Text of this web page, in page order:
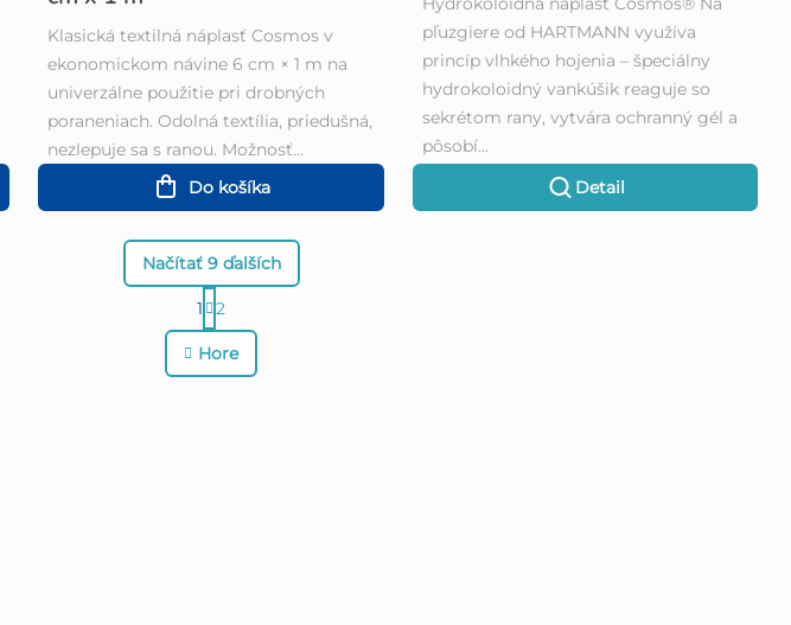
Do košíka
Klasická textilná náplasť Cosmos v
ekonomickom návine 6 cm × 1 m na
univerzálne použitie pri drobných
poraneniach. Odolná textília, priedušná,
nezlepuje sa s ranou. Možnosť...
Detail
pľuzgiere od HARTMANN využíva
princíp vlhkého hojenia – špeciálny
hydrokoloidný vankúšik reaguje so
sekrétom rany, vytvára ochranný gél a
pôsobí...
O
v
Načítať 9 ďalších
S
t
1 2
Hore